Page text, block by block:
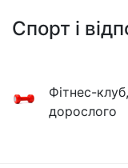
Спорт і
Фітнес-
дорослого